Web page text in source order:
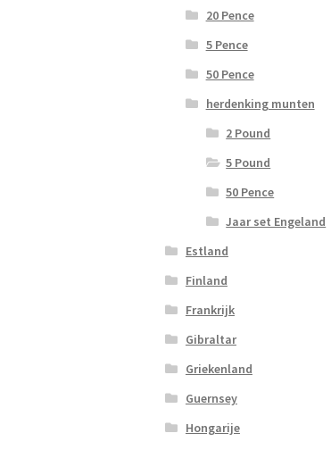
20 Pence
5 Pence
50 Pence
herdenking munten
2 Pound
5 Pound
50 Pence
Jaar set Engeland
Estland
Finland
Frankrijk
Gibraltar
Griekenland
Guernsey
Hongarije